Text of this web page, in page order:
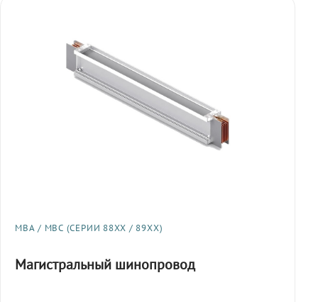
МВА / МВС (СЕРИИ 88XX / 89XX)
Магистральный шинопровод